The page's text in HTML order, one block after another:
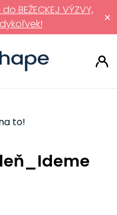
×
BEŽECKEJ VÝZVY,
to!